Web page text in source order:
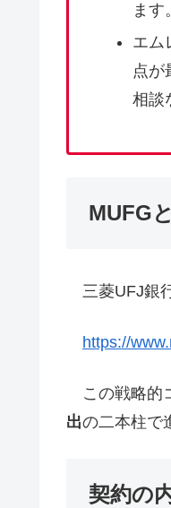
ます。
エム
点が
相談
MUFG
三菱UFJ銀
https://
この戦略的
出の二本柱で
契約の